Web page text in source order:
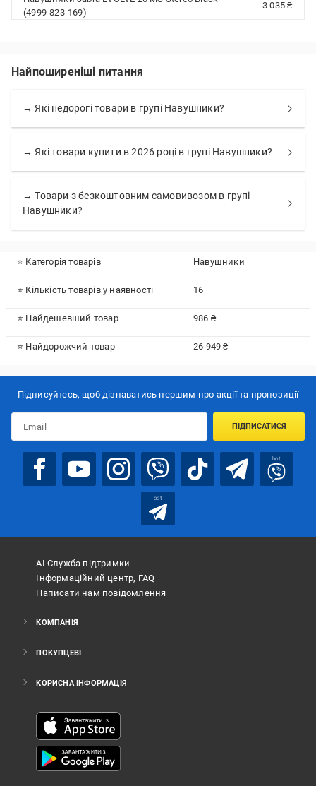
(4999-823-169)
3 035 ₴
Найпоширеніші питання
→ Які недорогі товари в групі Навушники?
→ Які товари купити в 2026 році в групі Навушники?
→ Товари з безкоштовним самовивозом в групі
Навушники?
⭐ Категорія товарів Навушники
⭐ Кількість товарів у наявності 16
⭐ Найдешевший товар 986 ₴
⭐ Найдорожчий товар 26 949 ₴
Підписуйтесь, щоб дізнаватись першим про акції та пропозиції
ПІДПИСАТИСЯ
bot
bot
АІ Служба підтримки
Інформаційний центр, FAQ
Написати нам повідомлення
КОМПАНІЯ
ПОКУПЦЕВІ
КОРИСНА ІНФОРМАЦІЯ